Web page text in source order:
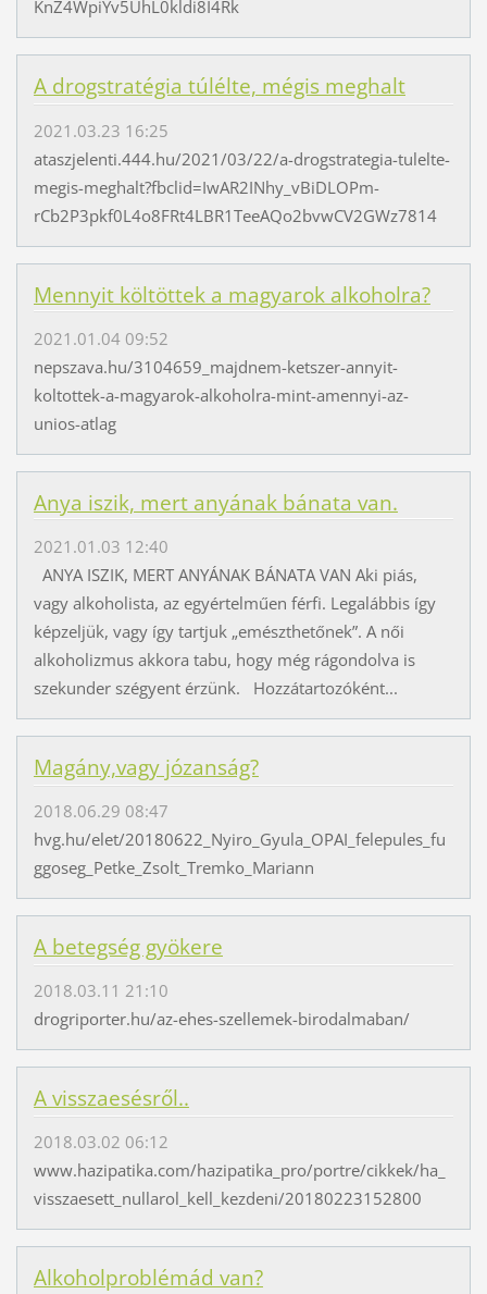
KnZ4WpiYv5UhL0kldi8I4Rk
A drogstratégia túlélte, mégis meghalt
2021.03.23 16:25
ataszjelenti.444.hu/2021/03/22/a-drogstrategia-tulelte-
megis-meghalt?fbclid=IwAR2INhy_vBiDLOPm-
rCb2P3pkf0L4o8FRt4LBR1TeeAQo2bvwCV2GWz7814
Mennyit költöttek a magyarok alkoholra?
2021.01.04 09:52
nepszava.hu/3104659_majdnem-ketszer-annyit-
koltottek-a-magyarok-alkoholra-mint-amennyi-az-
unios-atlag
Anya iszik, mert anyának bánata van.
2021.01.03 12:40
ANYA ISZIK, MERT ANYÁNAK BÁNATA VAN Aki piás,
vagy alkoholista, az egyértelműen férfi. Legalábbis így
képzeljük, vagy így tartjuk „emészthetőnek”. A női
alkoholizmus akkora tabu, hogy még rágondolva is
szekunder szégyent érzünk. Hozzátartozóként...
Magány,vagy józanság?
2018.06.29 08:47
hvg.hu/elet/20180622_Nyiro_Gyula_OPAI_felepules_fu
ggoseg_Petke_Zsolt_Tremko_Mariann
A betegség gyökere
2018.03.11 21:10
drogriporter.hu/az-ehes-szellemek-birodalmaban/
A visszaesésről..
2018.03.02 06:12
www.hazipatika.com/hazipatika_pro/portre/cikkek/ha_
visszaesett_nullarol_kell_kezdeni/20180223152800
Alkoholproblémád van?